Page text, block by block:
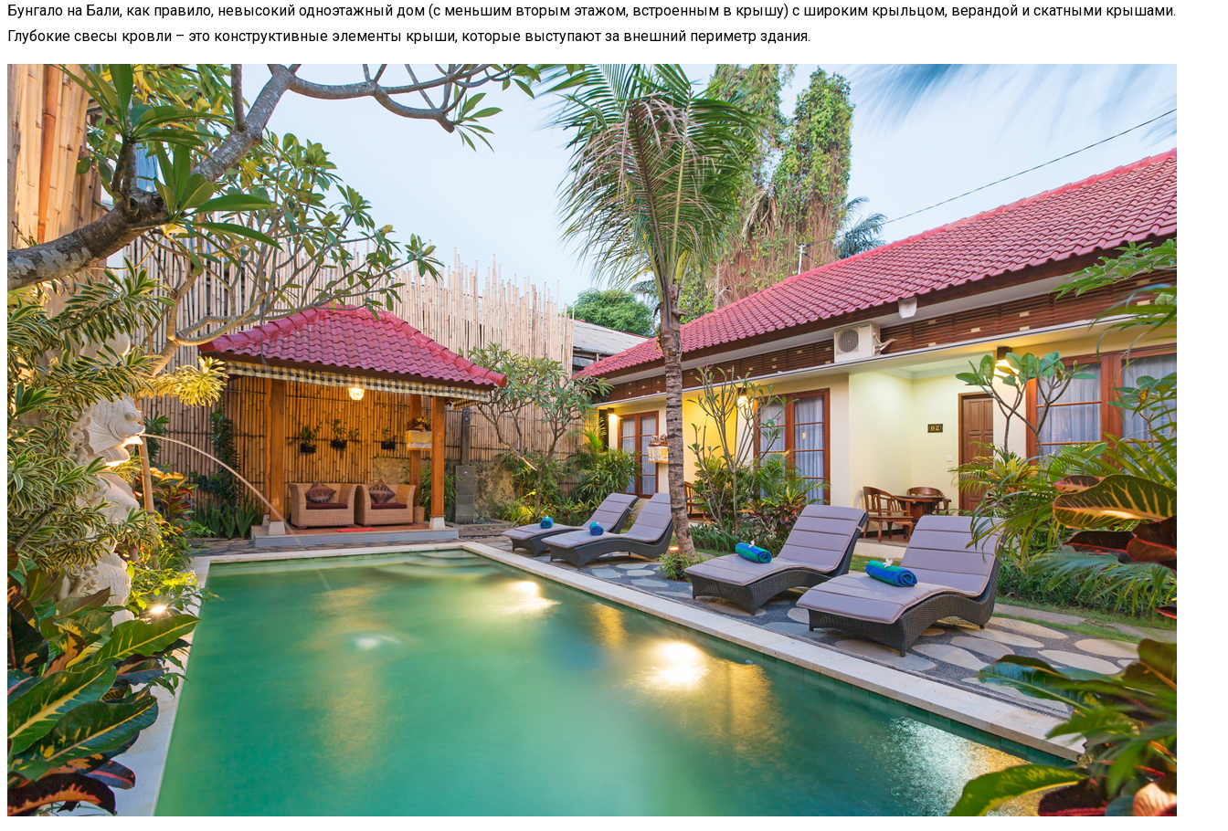
Бунгало на Бали, как правило, невысокий одноэтажный дом (с меньшим вторым этажом, встроенным в крышу) с широким крыльцом, верандой и скатными крышами.
Глубокие свесы кровли – это конструктивные элементы крыши, которые выступают за внешний периметр здания.